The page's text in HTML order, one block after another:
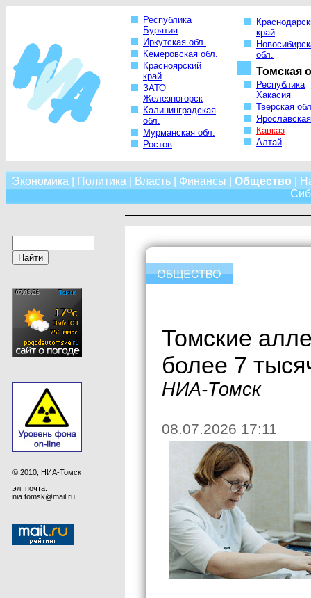
Республика
Бурятия
Иркутская обл.
Кемеровская обл.
Красноярский
край
ЗАТО
Железногорск
Калининградская
обл.
Мурманская обл.
Ростов
край
обл.
Томская
Республика
Хакасия
Тверская
Кавказ
Алтай
Экономика Политика Власть| Финансы Общество
© 2010, НИА-Томск
эл. почта:
nia.tomsk@mail.ru
Томские
более 7
НИА-Томск
08.07.2026 17:11